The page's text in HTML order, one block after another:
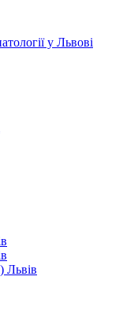
у Львові
Львів